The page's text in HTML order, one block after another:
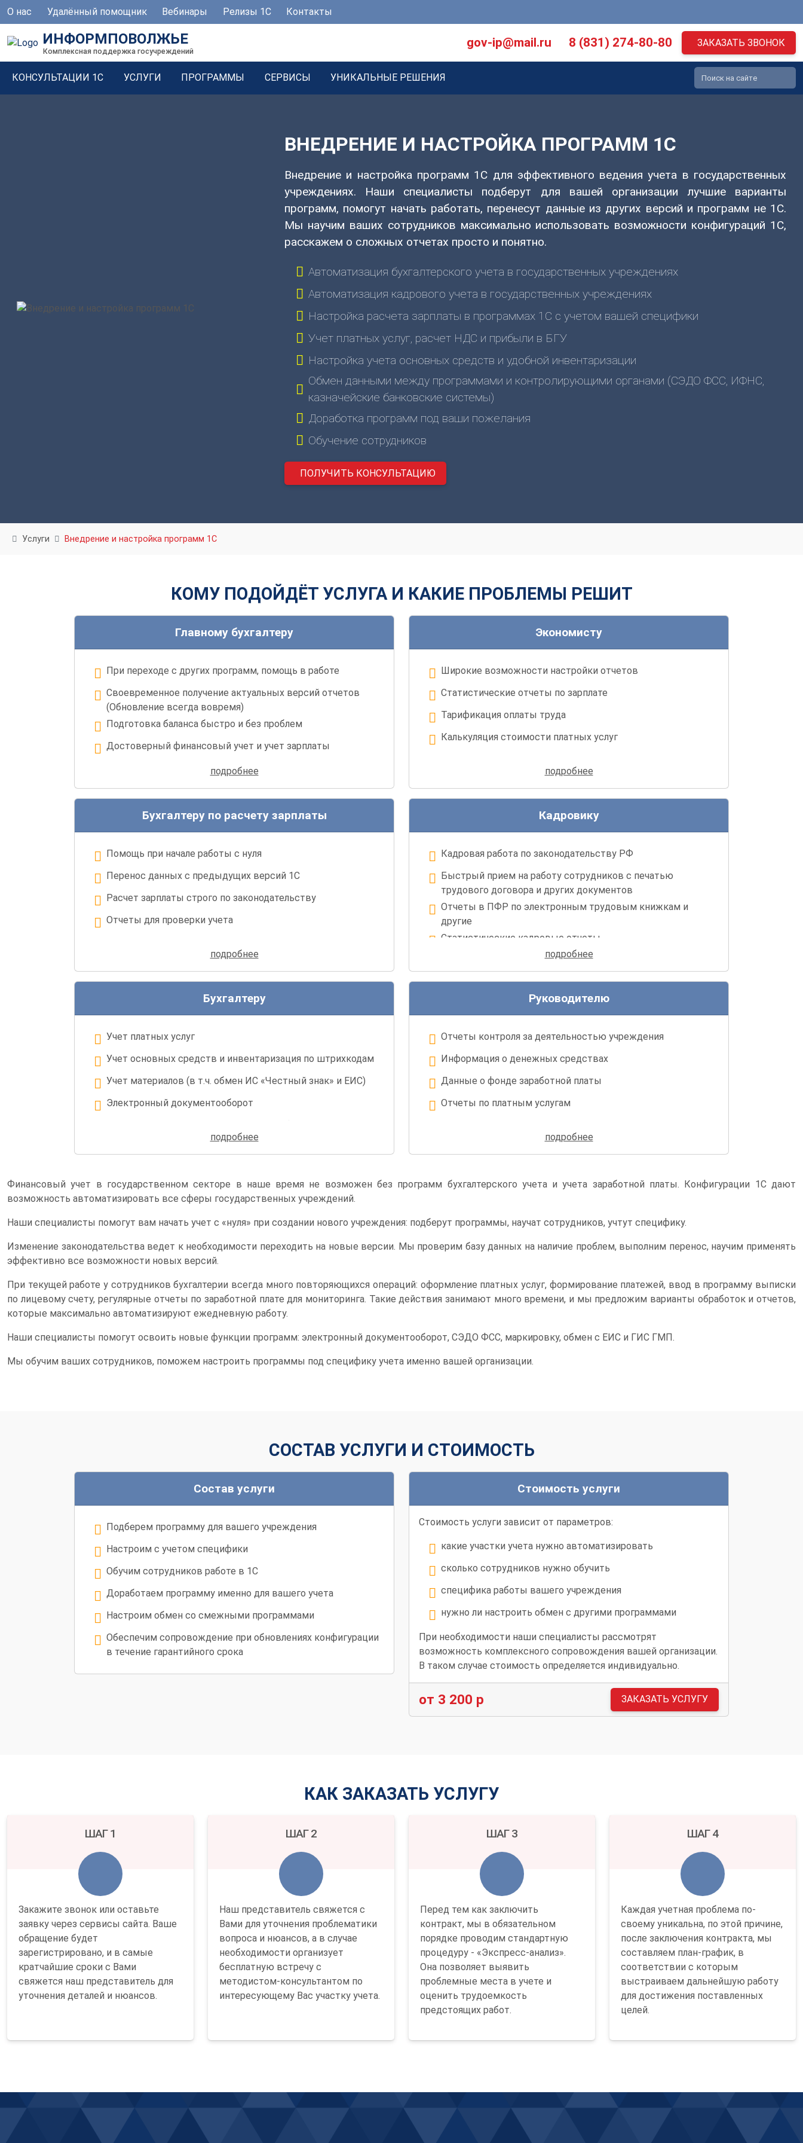
О нас Удалённый помощник Вебинары Релизы 1С Контакты
ИНФОРМПОВОЛЖЬЕ
Комплексная поддержка госучреждений
gov-ip@mail.ru 8 (831) 274-80-80 ЗАКАЗАТЬ ЗВОНОК
КОНСУЛЬТАЦИИ 1С УСЛУГИ ПРОГРАММЫ СЕРВИСЫ УНИКАЛЬНЫЕ РЕШЕНИЯ
ВНЕДРЕНИЕ И НАСТРОЙКА ПРОГРАММ 1С
Внедрение и настройка программ 1С для эффективного ведения учета в государственных
учреждениях. Наши специалисты подберут для вашей организации лучшие варианты
программ, помогут начать работать, перенесут данные из других версий и программ не 1С.
Мы научим ваших сотрудников максимально использовать возможности конфигураций 1С,
расскажем о сложных отчетах просто и понятно.
Автоматизация бухгалтерского учета в государственных учреждениях
Автоматизация кадрового учета в государственных учреждениях
Настройка расчета зарплаты в программах 1С с учетом вашей специфики
Учет платных услуг, расчет НДС и прибыли в БГУ
Настройка учета основных средств и удобной инвентаризации
Обмен данными между программами и контролирующими органами (СЭДО ФСС, ИФНС,
казначейские банковские системы)
Доработка программ под ваши пожелания
Обучение сотрудников
ПОЛУЧИТЬ КОНСУЛЬТАЦИЮ
Услуги Внедрение и настройка программ 1С
КОМУ ПОДОЙДЁТ УСЛУГА И КАКИЕ ПРОБЛЕМЫ РЕШИТ
Главному бухгалтеру
При переходе с других программ, помощь в работе
Своевременное получение актуальных версий отчетов
(Обновление всегда вовремя)
Подготовка баланса быстро и без проблем
Достоверный финансовый учет и учет зарплаты
Восстановление учета при проблемах с базами данных
Гибкая настройка любых отчетов
Поможем в обучении новых сотрудников
подробнее
Экономисту
Широкие возможности настройки отчетов
Статистические отчеты по зарплате
Тарификация оплаты труда
Калькуляция стоимости платных услуг
Возможность доработки программы для специфических
подробнее
Бухгалтеру по расчету зарплаты
Помощь при начале работы с нуля
Перенос данных с предыдущих версий 1С
Расчет зарплаты строго по законодательству
Отчеты для проверки учета
подробнее
Кадровику
Кадровая работа по законодательству РФ
Быстрый прием на работу сотрудников с печатью
трудового договора и других документов
Отчеты в ПФР по электронным трудовым книжкам и
другие
Статистические кадровые отчеты
Любые нужные для доп. соглашения и другие документы
подробнее
Бухгалтеру
Учет платных услуг
Учет основных средств и инвентаризация по штрихкодам
Учет материалов (в т.ч. обмен ИС «Честный знак» и ЕИС)
Электронный документооборот
подробнее
Руководителю
Отчеты контроля за деятельностью учреждения
Информация о денежных средствах
Данные о фонде заработной платы
Отчеты по платным услугам
подробнее
Финансовый учет в государственном секторе в наше время не возможен без программ бухгалтерского учета и учета заработной платы. Конфигурации 1С дают
возможность автоматизировать все сферы государственных учреждений.
Наши специалисты помогут вам начать учет с «нуля» при создании нового учреждения: подберут программы, научат сотрудников, учтут специфику.
Изменение законодательства ведет к необходимости переходить на новые версии. Мы проверим базу данных на наличие проблем, выполним перенос, научим применять
эффективно все возможности новых версий.
При текущей работе у сотрудников бухгалтерии всегда много повторяющихся операций: оформление платных услуг, формирование платежей, ввод в программу выписки
по лицевому счету, регулярные отчеты по заработной плате для мониторинга. Такие действия занимают много времени, и мы предложим варианты обработок и отчетов,
которые максимально автоматизируют ежедневную работу.
Наши специалисты помогут освоить новые функции программ: электронный документооборот, СЭДО ФСС, маркировку, обмен с ЕИС и ГИС ГМП.
Мы обучим ваших сотрудников, поможем настроить программы под специфику учета именно вашей организации.
СОСТАВ УСЛУГИ И СТОИМОСТЬ
Состав услуги
Подберем программу для вашего учреждения
Настроим с учетом специфики
Обучим сотрудников работе в 1С
Доработаем программу именно для вашего учета
Настроим обмен со смежными программами
Обеспечим сопровождение при обновлениях конфигурации
в течение гарантийного срока
Стоимость услуги
Стоимость услуги зависит от параметров:
какие участки учета нужно автоматизировать
сколько сотрудников нужно обучить
специфика работы вашего учреждения
нужно ли настроить обмен с другими программами
При необходимости наши специалисты рассмотрят
возможность комплексного сопровождения вашей организации.
В таком случае стоимость определяется индивидуально.
от 3 200 р ЗАКАЗАТЬ УСЛУГУ
КАК ЗАКАЗАТЬ УСЛУГУ
ШАГ 1
Закажите звонок или оставьте
заявку через сервисы сайта. Ваше
обращение будет
зарегистрировано, и в самые
кратчайшие сроки с Вами
свяжется наш представитель для
уточнения деталей и нюансов.
ШАГ 2
Наш представитель свяжется с
Вами для уточнения проблематики
вопроса и нюансов, а в случае
необходимости организует
бесплатную встречу с
методистом-консультантом по
интересующему Вас участку учета.
ШАГ 3
Перед тем как заключить
контракт, мы в обязательном
порядке проводим стандартную
процедуру - «Экспресс-анализ».
Она позволяет выявить
проблемные места в учете и
оценить трудоемкость
предстоящих работ.
ШАГ 4
Каждая учетная проблема по-
своему уникальна, по этой причине,
после заключения контракта, мы
составляем план-график, в
соответствии с которым
выстраиваем дальнейшую работу
для достижения поставленных
целей.